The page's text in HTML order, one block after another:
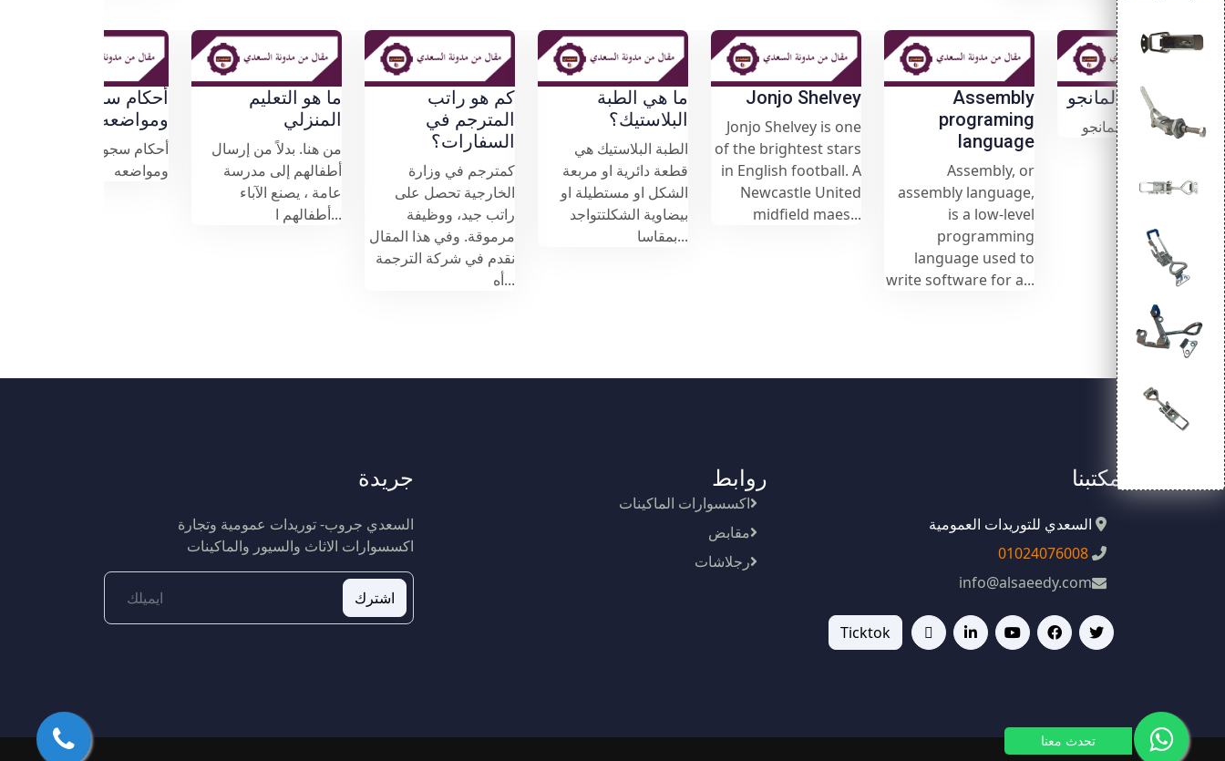
تحدث معنا
أحكام سجود السهو
ومواضعه
أحكام سجود السهو
ومواضعه
ما هو التعليم
المنزلي
من هنا. بدلاً من إرسال
أطفالهم إلى مدرسة
عامة ، يصنع الآباء
أطفالهم ا...
كم هو راتب
المترجم في
السفارات؟
كمترجم في وزارة
الخارجية تحصل على
راتب جيد، ووظيفة
مرموقة. وفي هذا المقال
نقدم في شركة الترجمة
ما هي الطبة
البلاستيك؟
الطبة البلاستيك هي
قطعة دائرية او مربعة
الشكل او مستطيلة او
بيضاوية الشكلتتواجد
بمقاسا...
Jonjo Shelvey
Jonjo Shelvey is one
of the brightest stars
in English football. A
Newcastle United
midfield maes...
Assembly
programing
language
Assembly, or
assembly language,
is a low-level
programming
language used to
write software for a...
زراعة بذور المانجو
المواد: - بذور المانجو
مكتبنا
السعدي للتوريدات العمومية
info@alsaeedy.com
Ticktok
روابط
اكسسوارات الماكينات
مقابض
رجلاشات
جريدة
السعدي جروب- توريدات عمومية وتجارة
اكسسوارات الاثاث والسيور والماكينات
اشترك